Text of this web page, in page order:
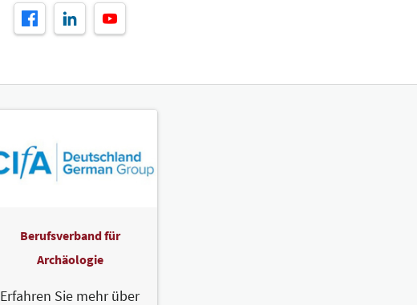
Berufsverband für
Archäologie
Erfahren Sie mehr über